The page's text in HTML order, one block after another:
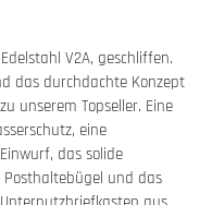
V2A, geschliffen.
das durchdachte Konzept
unserem Topseller. Eine
eine
das solide
Posthaltebügel und das